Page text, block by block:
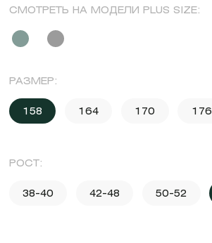
СМОТРЕТЬ НА МОДЕЛИ PLUS SIZE:
РАЗМЕР:
158 164 170 176
РОСТ:
38-40 42-48 50-52